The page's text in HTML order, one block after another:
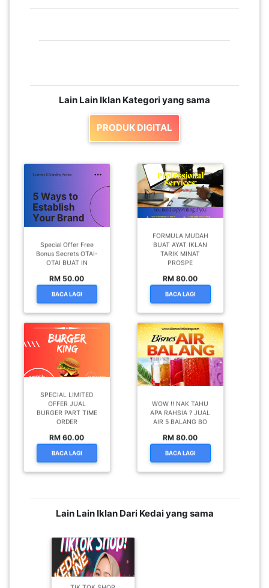
Lain Lain Iklan Kategori yang sama
PRODUK DIGITAL
Special Offer Free
Bonus Secrets OTAI-
OTAI BUAT IN
RM 50.00
BACA LAGI
FORMULA MUDAH
BUAT AYAT IKLAN
TARIK MINAT
PROSPE
RM 80.00
BACA LAGI
SPECIAL LIMITED
OFFER JUAL
BURGER PART TIME
ORDER
RM 60.00
BACA LAGI
WOW !! NAK TAHU
APA RAHSIA ? JUAL
AIR 5 BALANG BO
RM 80.00
BACA LAGI
Lain Lain Iklan Dari Kedai yang sama